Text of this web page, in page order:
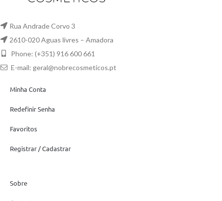
Rua Andrade Corvo 3
2610-020 Aguas livres – Amadora
Phone: (+351) 916 600 661
E-mail: geral@nobrecosmeticos.pt
Minha Conta
Redefinir Senha
Favoritos
Registrar / Cadastrar
Sobre